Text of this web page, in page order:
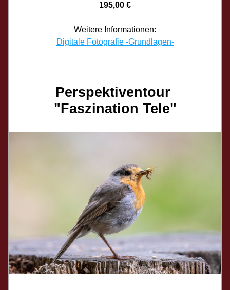
195,00 €
Weitere Informationen:
Digitale Fotografie -Grundlagen-
Perspektiventour
"Faszination Tele"